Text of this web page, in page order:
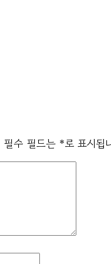
필수 필드는 *로 표시됩